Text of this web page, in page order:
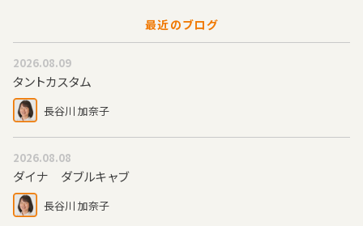
最近のブログ
2026.08.09
タントカスタム
長谷川 加奈子
2026.08.08
ダイナ ダブルキャブ
長谷川 加奈子